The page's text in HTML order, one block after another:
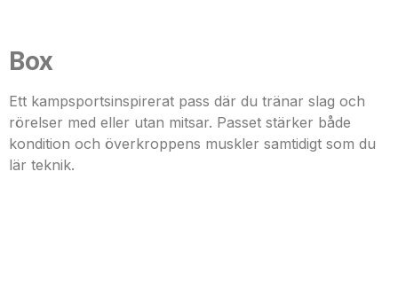
Box
Ett kampsportsinspirerat pass där du tränar slag och
rörelser med eller utan mitsar. Passet stärker både
kondition och överkroppens muskler samtidigt som du
lär teknik.